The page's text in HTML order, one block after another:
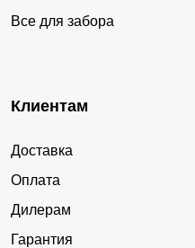
Все для забора
Клиентам
Доставка
Оплата
Дилерам
Гарантия